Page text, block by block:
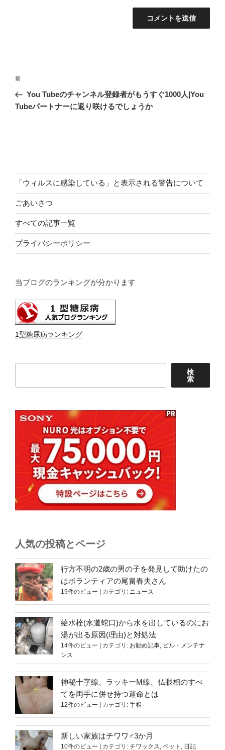
投
ナ
ョ
ン
前
の
投
前
You Tubeのチャンネル登録者がもうすぐ1000人|You
Tubeパートナーに返り咲けるでしょうか
「ウィルスに感染している」と表示される警告について
ごあいさつ
すべての記事一覧
プライバシーポリシー
当ブログのランキングが分かります
1型糖尿病ランキング
検
索
人気の投稿とページ
行方不明の2歳の男の子を発見して助けたの
はボランティアの尾畠春夫さん
19件のビュー カテゴリ: ニュース
給水栓(水道蛇口)から水を出しているのにお
湯が出る原因(理由)と対処法
14件のビュー カテゴリ: お勧め記事, ビル・メンテナ
ンス
神秘十字線、ラッキーM線、仏眼相のすべ
てを両手に併せ持つ運命とは
12件のビュー カテゴリ: 手相
新しい家族はチワワ♂3か月
10件のビュー カテゴリ: チワックス, ペット , 日記